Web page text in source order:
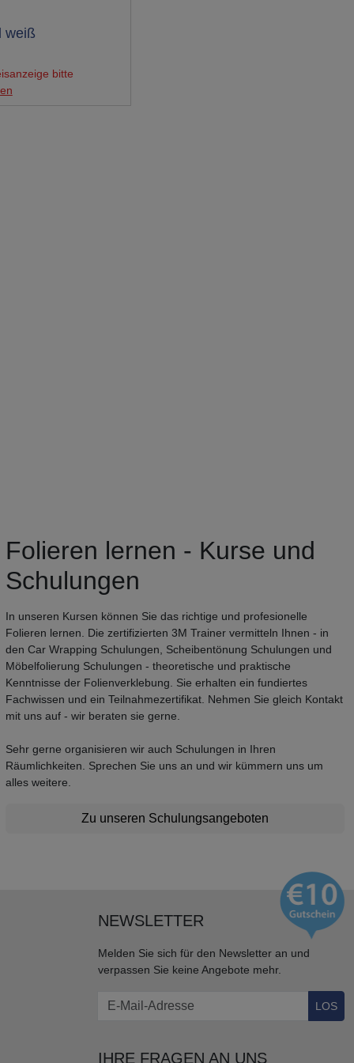
weiß
bitte
Folieren lernen - Kurse und
Schulungen
In unseren Kursen können Sie das richtige und profesionelle
Folieren lernen. Die zertifizierten 3M Trainer vermitteln Ihnen - in
den Car Wrapping Schulungen, Scheibentönung Schulungen und
Möbelfolierung Schulungen - theoretische und praktische
Kenntnisse der Folienverklebung. Sie erhalten ein fundiertes
Fachwissen und ein Teilnahmezertifikat. Nehmen Sie gleich Kontakt
mit uns auf - wir beraten sie gerne.
Sehr gerne organisieren wir auch Schulungen in Ihren
Räumlichkeiten. Sprechen Sie uns an und wir kümmern uns um
alles weitere.
Zu unseren Schulungsangeboten
NEWSLETTER
Melden Sie sich für den Newsletter an und
verpassen Sie keine Angebote mehr.
LOS
IHRE FRAGEN AN UNS